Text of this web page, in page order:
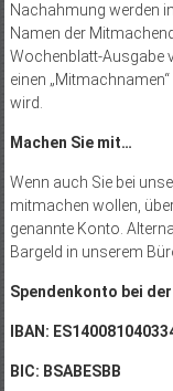
Nachahmung werden
Namen der
Wochenblatt-Ausgabe
einen
wird.
Machen Sie mit…
Wenn auch Sie bei
mitmachen wollen,
genannte Konto.
Bargeld in unserem
Spendenkonto bei
IBAN:
BIC: BSABESBB